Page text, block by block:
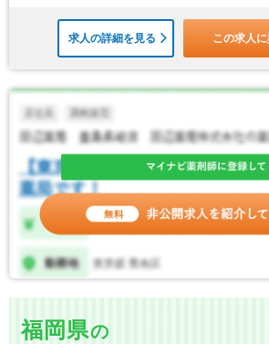
求人の詳細を見る この求人
福岡県の